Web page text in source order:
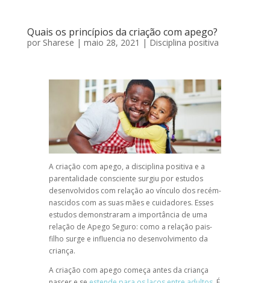
Quais os princípios da criação com apego?
por Sharese | maio 28, 2021 | Disciplina positiva
A criação com apego, a disciplina positiva e a
parentalidade consciente surgiu por estudos
desenvolvidos com relação ao vínculo dos recém-
nascidos com as suas mães e cuidadores. Esses
estudos demonstraram a importância de uma
relação de Apego Seguro: como a relação pais-
filho surge e influencia no desenvolvimento da
criança.
A criação com apego começa antes da criança